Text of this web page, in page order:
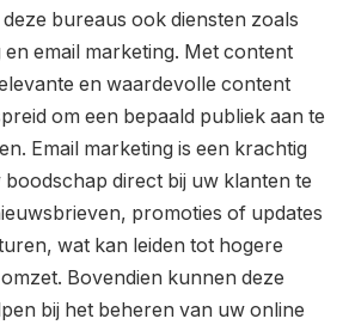
deze bureaus ook diensten zoals
email marketing. Met content
en waardevolle content
om een bepaald publiek aan te
Email marketing is een krachtig
direct bij uw klanten te
promoties of updates
wat kan leiden tot hogere
Bovendien kunnen deze
bij het beheren van uw online